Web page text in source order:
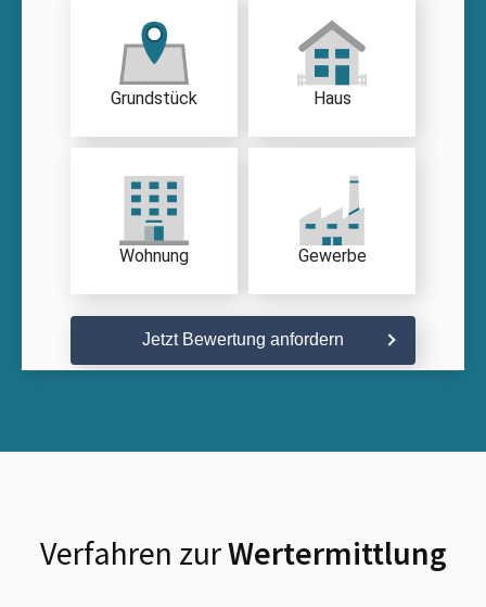
Grundstück Haus
Wohnung Gewerbe
Jetzt Bewertung anfordern
Verfahren zurWertermittlung